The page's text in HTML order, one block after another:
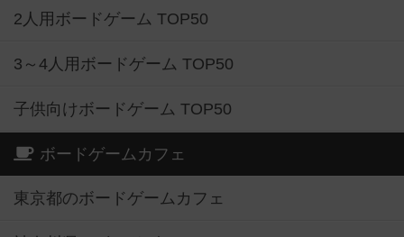
2人用ボードゲーム TOP50
3～4人用ボードゲーム TOP50
子供向けボードゲーム TOP50
ボードゲームカフェ
東京都のボードゲームカフェ